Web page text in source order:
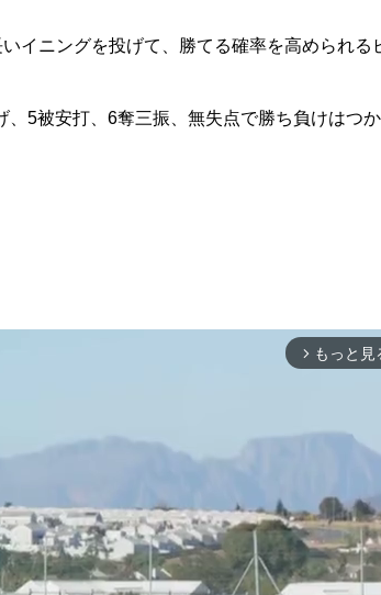
イニングを投げて、勝てる確率を高められる
5被安打、6奪三振、無失点で勝ち負けはつ
arrow_forward_ios もっと見